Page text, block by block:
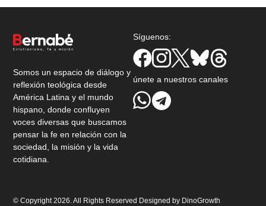
Somos un espacio de diálogo y
reflexión teológica desde
América Latina y el mundo
hispano, donde confluyen
voces diversas que buscamos
pensar la fe en relación con la
sociedad, la misión y la vida
cotidiana.
Síguenos:
únete a nuestros canales
© Copyright 2026. All Rights Reserved Designed by DinoGrowth